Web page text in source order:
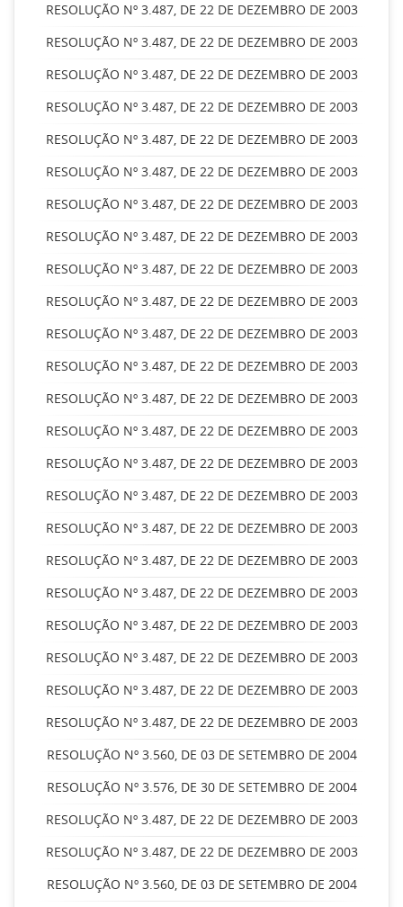
RESOLUÇÃO Nº 3.487, DE 22 DE DEZEMBRO DE 2003
RESOLUÇÃO Nº 3.487, DE 22 DE DEZEMBRO DE 2003
RESOLUÇÃO Nº 3.487, DE 22 DE DEZEMBRO DE 2003
RESOLUÇÃO Nº 3.487, DE 22 DE DEZEMBRO DE 2003
RESOLUÇÃO Nº 3.487, DE 22 DE DEZEMBRO DE 2003
RESOLUÇÃO Nº 3.487, DE 22 DE DEZEMBRO DE 2003
RESOLUÇÃO Nº 3.487, DE 22 DE DEZEMBRO DE 2003
RESOLUÇÃO Nº 3.487, DE 22 DE DEZEMBRO DE 2003
RESOLUÇÃO Nº 3.487, DE 22 DE DEZEMBRO DE 2003
RESOLUÇÃO Nº 3.487, DE 22 DE DEZEMBRO DE 2003
RESOLUÇÃO Nº 3.487, DE 22 DE DEZEMBRO DE 2003
RESOLUÇÃO Nº 3.487, DE 22 DE DEZEMBRO DE 2003
RESOLUÇÃO Nº 3.487, DE 22 DE DEZEMBRO DE 2003
RESOLUÇÃO Nº 3.487, DE 22 DE DEZEMBRO DE 2003
RESOLUÇÃO Nº 3.487, DE 22 DE DEZEMBRO DE 2003
RESOLUÇÃO Nº 3.487, DE 22 DE DEZEMBRO DE 2003
RESOLUÇÃO Nº 3.487, DE 22 DE DEZEMBRO DE 2003
RESOLUÇÃO Nº 3.487, DE 22 DE DEZEMBRO DE 2003
RESOLUÇÃO Nº 3.487, DE 22 DE DEZEMBRO DE 2003
RESOLUÇÃO Nº 3.487, DE 22 DE DEZEMBRO DE 2003
RESOLUÇÃO Nº 3.487, DE 22 DE DEZEMBRO DE 2003
RESOLUÇÃO Nº 3.487, DE 22 DE DEZEMBRO DE 2003
RESOLUÇÃO Nº 3.487, DE 22 DE DEZEMBRO DE 2003
RESOLUÇÃO Nº 3.560, DE 03 DE SETEMBRO DE 2004
RESOLUÇÃO Nº 3.576, DE 30 DE SETEMBRO DE 2004
RESOLUÇÃO Nº 3.487, DE 22 DE DEZEMBRO DE 2003
RESOLUÇÃO Nº 3.487, DE 22 DE DEZEMBRO DE 2003
RESOLUÇÃO Nº 3.560, DE 03 DE SETEMBRO DE 2004